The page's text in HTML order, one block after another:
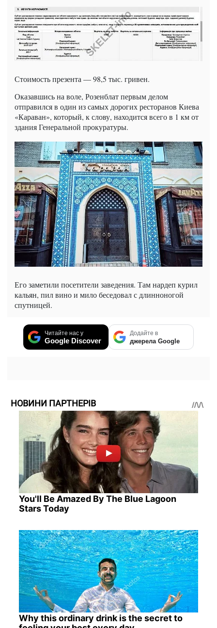
Стоимость презента — 98,5 тыс. гривен.
Оказавшись на воле, Розенблат первым делом
отправился в один из самых дорогих ресторанов Киева
«Караван», который, к слову, находится всего в 1 км от
здания Генеральной прокуратуры.
Его заметили посетители заведения. Там нардеп курил
кальян, пил вино и мило беседовал с длинноногой
спутницей.
Читайте нас у
Google Discover
Додайте в
джерела Google
НОВИНИ ПАРТНЕРІВ
You'll Be Amazed By The Blue Lagoon
Stars Today
Why this ordinary drink is the secret to